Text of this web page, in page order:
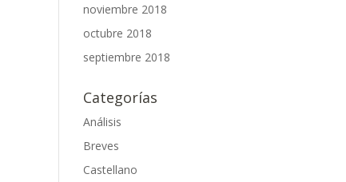
noviembre 2018
octubre 2018
septiembre 2018
Categorías
Análisis
Breves
Castellano